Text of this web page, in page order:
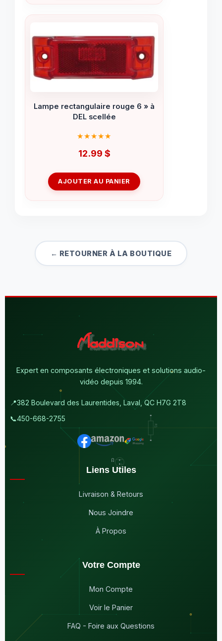
Lampe rectangulaire rouge 6 » à
DEL scellée
12.99 $
AJOUTER AU PANIER
← RETOURNER À LA BOUTIQUE
Expert en composants électroniques et solutions audio-
vidéo depuis 1994.
📍382 Boulevard des Laurentides, Laval, QC H7G 2T8
📞450-668-2755
Liens Utiles
Livraison & Retours
Nous Joindre
À Propos
Votre Compte
Mon Compte
Voir le Panier
FAQ - Foire aux Questions